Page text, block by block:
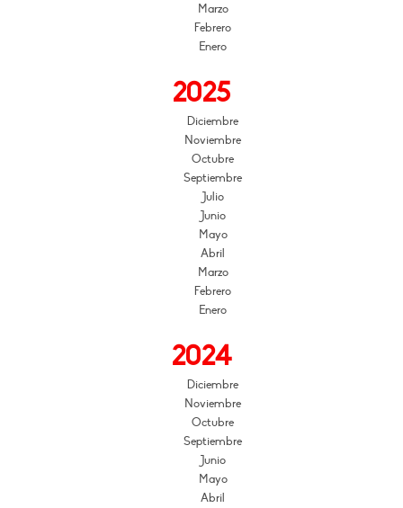
Marzo
Febrero
Enero
2025
Diciembre
Noviembre
Octubre
Septiembre
Julio
Junio
Mayo
Abril
Marzo
Febrero
Enero
2024
Diciembre
Noviembre
Octubre
Septiembre
Junio
Mayo
Abril